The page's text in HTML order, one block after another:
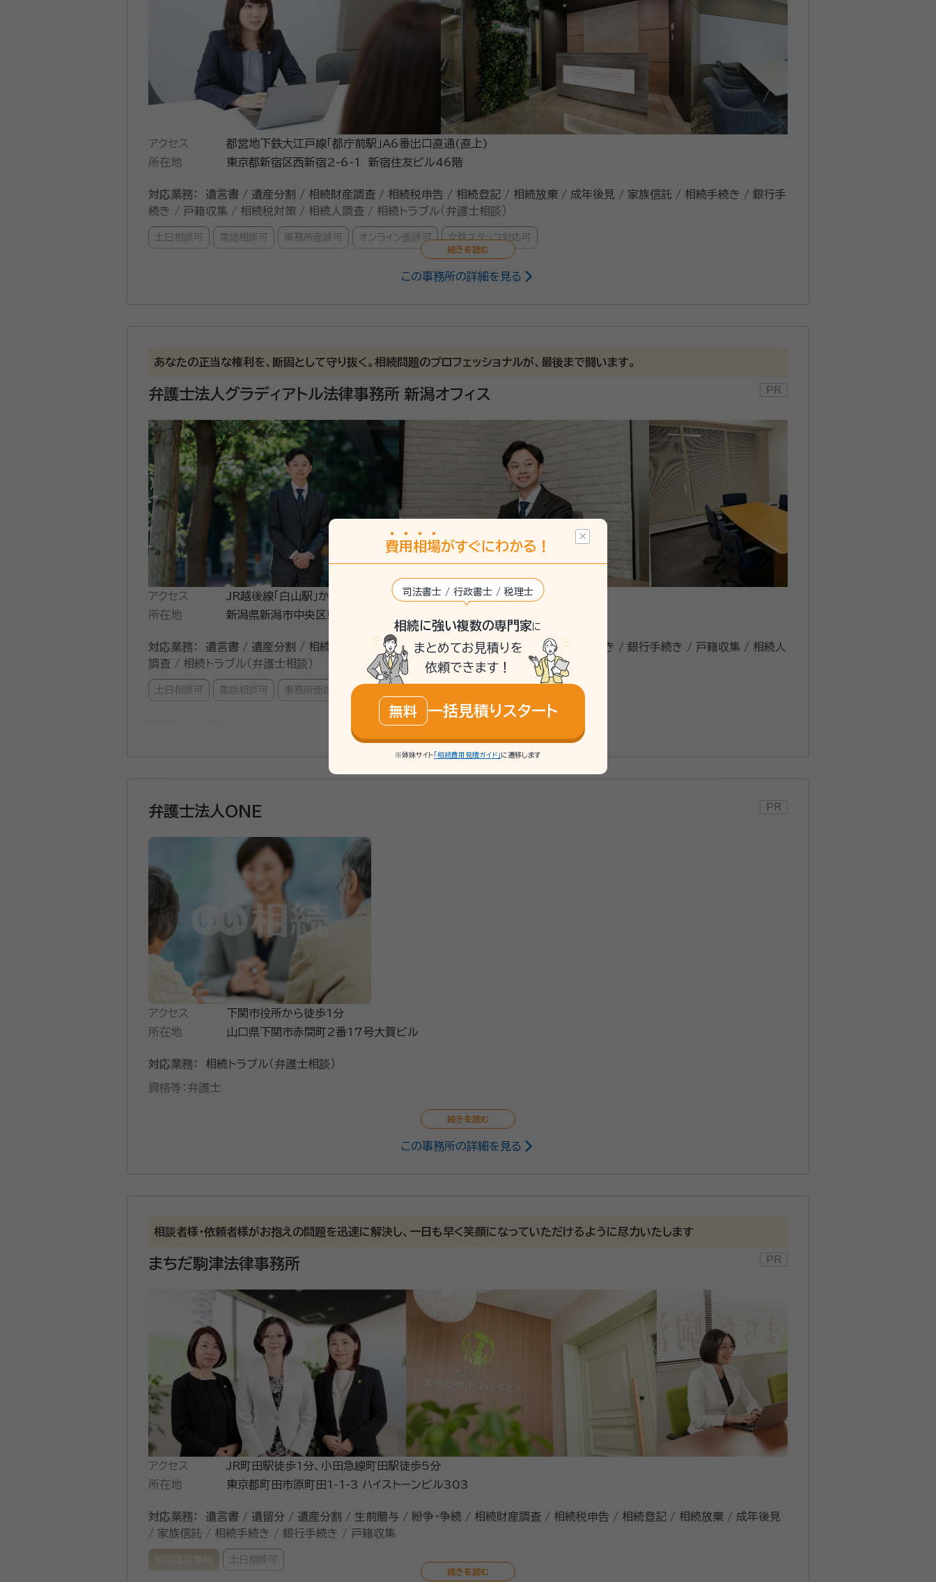
アクセス
都営地下鉄大江戸線「都庁前駅」A6番出口直通(直上)
所在地
東京都新宿区西新宿2-6-1 新宿住友ビル46階
対応業務：
遺言書 / 遺産分割 / 相続財産調査 / 相続税申告 / 相続登記 / 相続放棄 / 成年後見 / 家族信託 / 相続手続き / 銀行手
続き / 戸籍収集 / 相続税対策 / 相続人調査 / 相続トラブル（弁護士相談）
土日相談可 電話相談可 事務所面談可 オンライン面談可 女性スタッフ対応可
弁護士法人東京新宿法律事務所は、相続問題が得意な法律事務所です。グループ内の税理士法人、提携司法書士と密に連携し、お客様の相続に関す
な点がありましたら、お気軽にお尋ねください。 ②新宿・横浜・大宮・千葉の4拠点｜オンライン相談も可能 新宿本店（都庁前駅直結）のほか、神奈川
でお問い合わせください。お近くの拠点への直接相談、または電話・オンラインでのご相談もご利用いただけます。朝7時から夜22時まで、土日祝日
も連携する体制を整えています。 相続税申告が必要なケースでは税理士法人と連携し、生前贈与を活用した相続税対策から申告までワンストップで
対応。2024年4月の相続登記義務化にも、提携司法書士と連携して不動産の名義変更・登記手続きまで対応します。 相続専門チームの弁護士が専
任で対応するため、遺産分割・遺留分・相続放棄・相続登記まで、幅広いお困りごとを1つの窓口でご相談いただけます。 【弁護士法人東京新宿法律事
務所の無料相談でできること】 ・相続人調査（戸籍謄本の収集・金融機関・不動産の名寄帳調査）を任せたい ・遺留分侵害額請求について、生前贈与
も含めて適正な金額を知りたい ・相続登記や相続税申告まで、まとめて相談できる窓口を探している
資格等：弁護士 / 税理士
所属団体：第二東京弁護士会
この事務所の詳細を見る
あなたの正当な権利を、断固として守り抜く。相続問題のプロフェッショナルが、最後まで闘います。
弁護士法人グラディアトル法律事務所 新潟オフィス
アクセス
JR越後線「白山駅」から徒歩約19分／新潟交通「東中通」停
留所すぐ
所在地
新潟県新潟市中央区東中通2番町275-1Grow East2
対応業務：
遺言書 / 遺産分割 / 相続財産調査 / 相続登記 / 相続放棄 / 成年後見 / 相続手続き / 銀行手続き / 戸籍収集 / 相続人
調査 / 相続トラブル（弁護士相談）
土日相談可 電話相談可 事務所面談可
弁護士（新潟県弁護士会所属）／新潟オフィス 代表弁護士／登録番号：57779
新潟県立新潟南高等学校、明治大学法学部を経て、中央大学法科大学院中退（司法試験予備試験合格のため）。 司法試験合格・司法修習後、
・突然の相続発生 ・納得のいかない遺産分割 ・思いがけない多額の借金など 慣れない状況に戸惑われていませんか。 私たちグラディアトル法律事
務所は、その名の通り、ご依頼者様の正当な権利を守るために最後まで闘い抜く「剣闘士」でありたいと考えています。 新潟オフィス代表弁護士の清
水は、相続分野における豊富な知識と、粘り強い交渉力を武器としています。 不利な状況であっても、法的観点からあらゆる可能性を探り、あなたに
とって最善の解決策を導き出します。 もちろん、いたずらに争いを長引かせることはありません。 目指すべきは、ご依頼者様が一日も早く穏やかな
日常を取り戻すこと。 そのために、法律の専門家として、そしてあなたの最も頼れるパートナーとして、全力でサポートします。 一人で戦う必要はあり
ません。まずは無料相談で、私たちがあなたの力になれるかご判断ください。ご連絡を心よりお待ちしております。
資格等：
弁護士 / 行政書士 / 司法書士
所属団体：
新潟県弁護士会
この事務所の詳細を見る
弁護士法人ONE
アクセス
下関市役所から徒歩1分
所在地
山口県下関市赤間町2番17号大賀ビル
対応業務： 相続トラブル（弁護士相談）
資格等： 弁護士
この事務所の詳細を見る
相談者様・依頼者様がお抱えの問題を迅速に解決し、一日も早く笑顔になっていただけるように尽力いたします
まちだ駒津法律事務所
アクセス
JR町田駅徒歩1分、小田急線町田駅徒歩5分
所在地
東京都町田市原町田1-1-3 ハイストーンビル303
対応業務：
遺言書 / 遺留分 / 遺産分割 / 生前贈与 / 紛争・争続 / 相続財産調査 / 相続税申告 / 相続登記 / 相続放棄 / 成年後見
/ 家族信託 / 相続手続き / 銀行手続き / 戸籍収集
初回面談無料 土日相談可
費用 相場がすぐにわかる！
司法書士 / 行政書士 / 税理士
相続に強い複数の専門家に
まとめてお見積りを
依頼できます！
無料 一括見積りスタート
※姉妹サイト 「相続費用見積ガイド」 に遷移します